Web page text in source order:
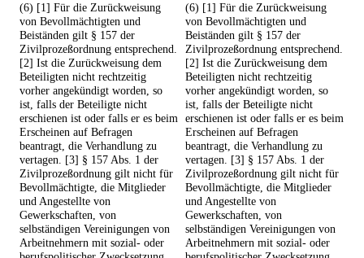
(6) [1] Für die Zurückweisung
von Bevollmächtigten und
Beiständen gilt § 157 der
Zivilprozeßordnung entsprechend.
[2] Ist die Zurückweisung dem
Beteiligten nicht rechtzeitig
vorher angekündigt worden, so
ist, falls der Beteiligte nicht
erschienen ist oder falls er es beim
Erscheinen auf Befragen
beantragt, die Verhandlung zu
vertagen. [3] § 157 Abs. 1 der
Zivilprozeßordnung gilt nicht für
Bevollmächtigte, die Mitglieder
und Angestellte von
Gewerkschaften, von
selbständigen Vereinigungen von
Arbeitnehmern mit sozial- oder
(6) [1] Für die Zurückweisung
von Bevollmächtigten und
Beiständen gilt § 157 der
Zivilprozeßordnung entsprechend.
[2] Ist die Zurückweisung dem
Beteiligten nicht rechtzeitig
vorher angekündigt worden, so
ist, falls der Beteiligte nicht
erschienen ist oder falls er es beim
Erscheinen auf Befragen
beantragt, die Verhandlung zu
vertagen. [3] § 157 Abs. 1 der
Zivilprozeßordnung gilt nicht für
Bevollmächtigte, die Mitglieder
und Angestellte von
Gewerkschaften, von
selbständigen Vereinigungen von
Arbeitnehmern mit sozial- oder